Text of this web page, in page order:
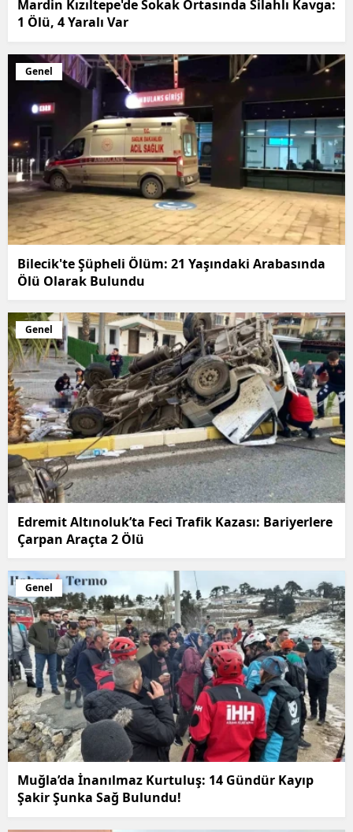
Mardin Kızıltepe'de Sokak Ortasında Silahlı Kavga:
1 Ölü, 4 Yaralı Var
Genel
Bilecik'te Şüpheli Ölüm: 21 Yaşındaki Arabasında
Ölü Olarak Bulundu
Genel
Edremit Altınoluk’ta Feci Trafik Kazası: Bariyerlere
Çarpan Araçta 2 Ölü
Genel
Muğla’da İnanılmaz Kurtuluş: 14 Gündür Kayıp
Şakir Şunka Sağ Bulundu!